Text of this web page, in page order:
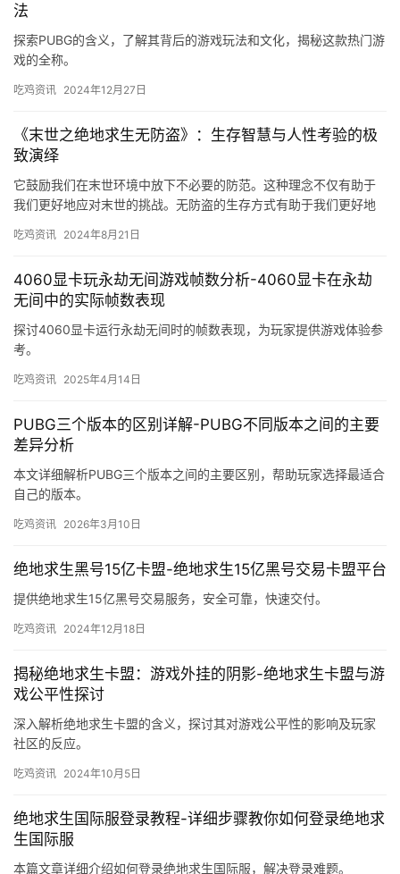
法
探索PUBG的含义，了解其背后的游戏玩法和文化，揭秘这款热门游
戏的全称。
吃鸡资讯 2024年12月27日
《末世之绝地求生无防盗》：生存智慧与人性考验的极
致演绎
它鼓励我们在末世环境中放下不必要的防范。这种理念不仅有助于
我们更好地应对末世的挑战。无防盗的生存方式有助于我们更好地
吃鸡资讯 2024年8月21日
4060显卡玩永劫无间游戏帧数分析-4060显卡在永劫
无间中的实际帧数表现
探讨4060显卡运行永劫无间时的帧数表现，为玩家提供游戏体验参
考。
吃鸡资讯 2025年4月14日
PUBG三个版本的区别详解-PUBG不同版本之间的主要
差异分析
本文详细解析PUBG三个版本之间的主要区别，帮助玩家选择最适合
自己的版本。
吃鸡资讯 2026年3月10日
绝地求生黑号15亿卡盟-绝地求生15亿黑号交易卡盟平台
提供绝地求生15亿黑号交易服务，安全可靠，快速交付。
吃鸡资讯 2024年12月18日
揭秘绝地求生卡盟：游戏外挂的阴影-绝地求生卡盟与游
戏公平性探讨
深入解析绝地求生卡盟的含义，探讨其对游戏公平性的影响及玩家
社区的反应。
吃鸡资讯 2024年10月5日
绝地求生国际服登录教程-详细步骤教你如何登录绝地求
生国际服
本篇文章详细介绍如何登录绝地求生国际服，解决登录难题。